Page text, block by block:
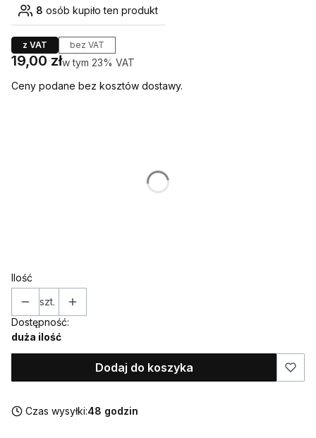
8 osób kupiło ten produkt
z VAT bez VAT
Cena
19,00 złw tym 23% VAT
w tym 23% VAT
Ceny podane bez kosztów dostawy.
Ilość
szt.
Dostępność:
duża ilość
Dodaj do koszyka
Czas wysyłki:48 godzin